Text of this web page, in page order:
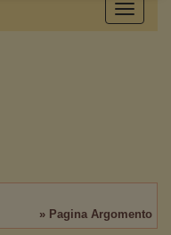
Toggle
» Pagina Argomento